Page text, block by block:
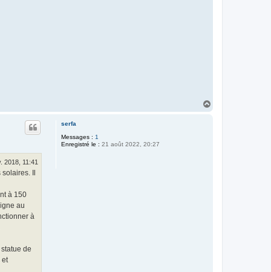
serfa
Messages : 1
Enregistré le : 21 août 2022, 20:27
2018, 11:41
Il
à 150
au
à
de
et